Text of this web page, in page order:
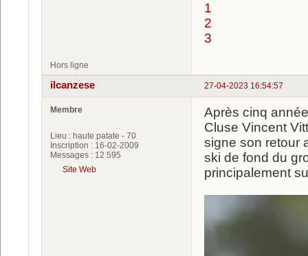
1
2
3
Hors ligne
27-04-2023 16:54:57
ilcanzese
Membre
Lieu : haute patate - 70
Inscription : 16-02-2009
Messages : 12 595
Site Web
Après cinq
Cluse Vincent
signe son retour
ski de fond du
principalement